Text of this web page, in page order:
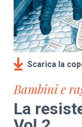
Scarica la
Bambini e
La